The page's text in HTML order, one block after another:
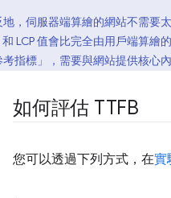
地，伺服器端算繪的網站不需要
和 LCP 值會比完全由用戶端算繪
考指標」，需要與網站提供核心
如何評估 TTFB
您可以透過下列方式，在實